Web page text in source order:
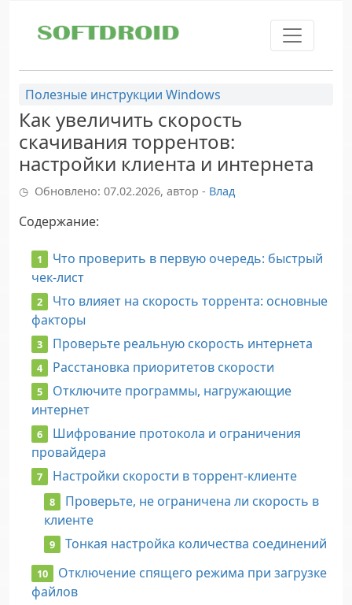
Полезные инструкции Windows
Как увеличить скорость
скачивания торрентов:
настройки клиента и интернета
Обновлено: 07.02.2026, автор - Влад
Содержание:
Что проверить в первую очередь: быстрый
чек-лист
Что влияет на скорость торрента: основные
факторы
Проверьте реальную скорость интернета
Расстановка приоритетов скорости
Отключите программы, нагружающие
интернет
Шифрование протокола и ограничения
провайдера
Настройки скорости в торрент-клиенте
Проверьте, не ограничена ли скорость в
клиенте
Тонкая настройка количества соединений
Отключение спящего режима при загрузке
файлов